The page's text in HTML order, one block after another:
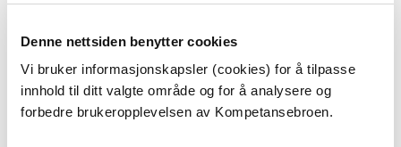
Denne nettsiden benytter cookies
Vi bruker informasjonskapsler (cookies) for å tilpasse
innhold til ditt valgte område og for å analysere og
forbedre brukeropplevelsen av Kompetansebroen.
Lokal ressursgruppe for